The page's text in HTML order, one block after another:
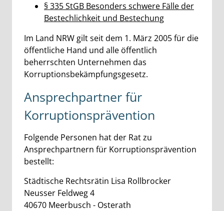
§ 335 StGB Besonders schwere Fälle der
Bestechlichkeit und Bestechung
Im Land NRW gilt seit dem 1. März 2005 für die
öffentliche Hand und alle öffentlich
beherrschten Unternehmen das
Korruptionsbekämpfungsgesetz.
Ansprechpartner für
Korruptionsprävention
Folgende Personen hat der Rat zu
Ansprechpartnern für Korruptionsprävention
bestellt:
Städtische Rechtsrätin Lisa Rollbrocker
Neusser Feldweg 4
40670 Meerbusch - Osterath